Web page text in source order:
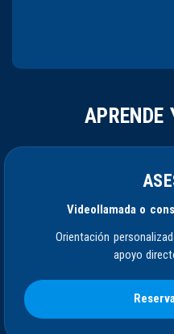
APRENDE
Videollamada o
Orientación
apoyo